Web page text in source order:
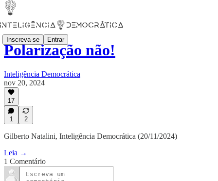
Inscreva-se Entrar
Polarização não!
Inteligência Democrática
nov 20, 2024
17
1 2
Gilberto Natalini, Inteligência Democrática (20/11/2024)
Leia →
1 Comentário